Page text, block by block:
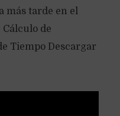
más tarde en el
Cálculo de
Tiempo Descargar